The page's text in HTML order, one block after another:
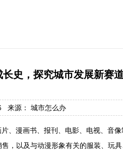
史，探究城市发展新赛
来源： 城市怎么办
、漫画书、报刊、电影、电视、音
，以及与动漫形象有关的服装、玩